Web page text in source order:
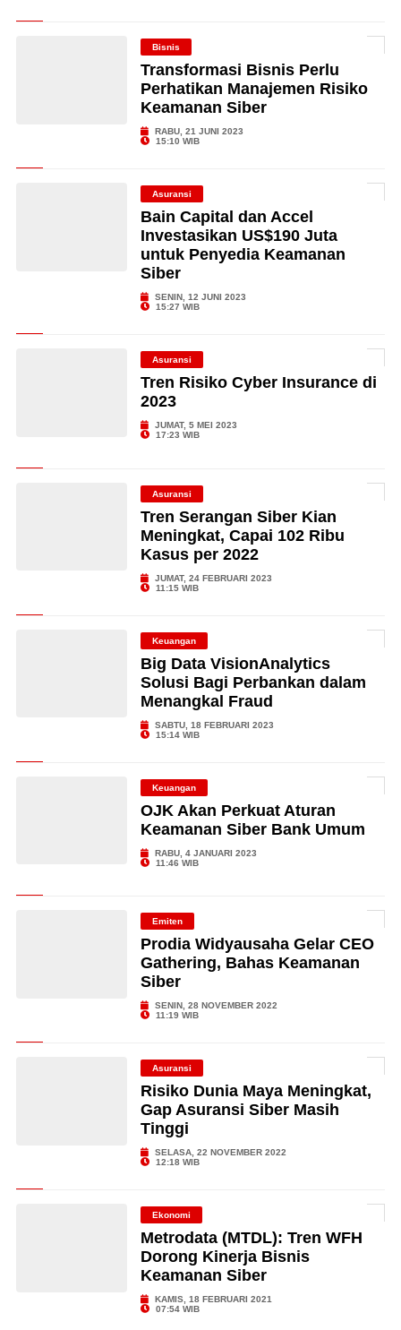
Bisnis
Transformasi Bisnis Perlu
Perhatikan Manajemen Risiko
Keamanan Siber
RABU, 21 JUNI 2023
15:10 WIB
Asuransi
Bain Capital dan Accel
Investasikan US$190 Juta
untuk Penyedia Keamanan
Siber
SENIN, 12 JUNI 2023
15:27 WIB
Asuransi
Tren Risiko Cyber Insurance di
2023
JUMAT, 5 MEI 2023
17:23 WIB
Asuransi
Tren Serangan Siber Kian
Meningkat, Capai 102 Ribu
Kasus per 2022
JUMAT, 24 FEBRUARI 2023
11:15 WIB
Keuangan
Big Data VisionAnalytics
Solusi Bagi Perbankan dalam
Menangkal Fraud
SABTU, 18 FEBRUARI 2023
15:14 WIB
Keuangan
OJK Akan Perkuat Aturan
Keamanan Siber Bank Umum
RABU, 4 JANUARI 2023
11:46 WIB
Emiten
Prodia Widyausaha Gelar CEO
Gathering, Bahas Keamanan
Siber
SENIN, 28 NOVEMBER 2022
11:19 WIB
Asuransi
Risiko Dunia Maya Meningkat,
Gap Asuransi Siber Masih
Tinggi
SELASA, 22 NOVEMBER 2022
12:18 WIB
Ekonomi
Metrodata (MTDL): Tren WFH
Dorong Kinerja Bisnis
Keamanan Siber
KAMIS, 18 FEBRUARI 2021
07:54 WIB